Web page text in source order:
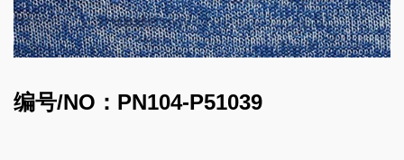
编号/NO：PN104-P51039